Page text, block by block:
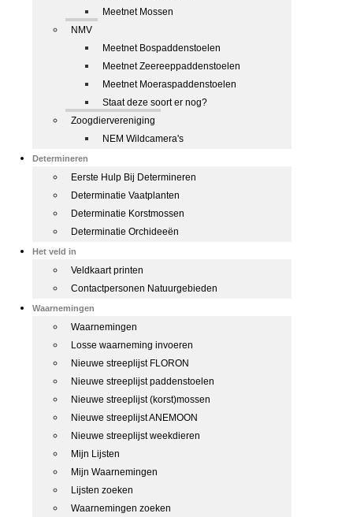
Meetnet Mossen
NMV
Meetnet Bospaddenstoelen
Meetnet Zeereeppaddenstoelen
Meetnet Moeraspaddenstoelen
Staat deze soort er nog?
Zoogdiervereniging
NEM Wildcamera's
Determineren
Eerste Hulp Bij Determineren
Determinatie Vaatplanten
Determinatie Korstmossen
Determinatie Orchideeën
Het veld in
Veldkaart printen
Contactpersonen Natuurgebieden
Waarnemingen
Waarnemingen
Losse waarneming invoeren
Nieuwe streeplijst FLORON
Nieuwe streeplijst paddenstoelen
Nieuwe streeplijst (korst)mossen
Nieuwe streeplijst ANEMOON
Nieuwe streeplijst weekdieren
Mijn Lijsten
Mijn Waarnemingen
Lijsten zoeken
Waarnemingen zoeken